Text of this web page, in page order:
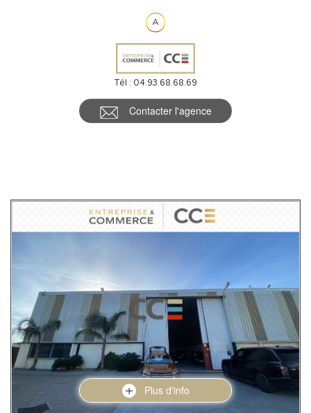
Tél : 04.93.68.68.69
Contacter l'agence
Plus d'info